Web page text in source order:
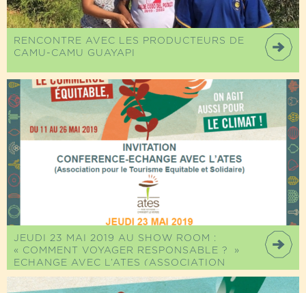
RENCONTRE AVEC LES PRODUCTEURS DE
CAMU-CAMU GUAYAPI
JEUDI 23 MAI 2019 AU SHOW ROOM :
« COMMENT VOYAGER RESPONSABLE ? »
ECHANGE AVEC L’ATES (ASSOCIATION
POUR LE TOURISME EQUITABLE ET
SOLIDAIRE)